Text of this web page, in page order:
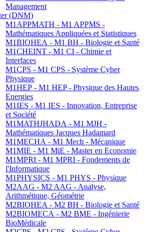
Management
(DNM)
M1APPMATH - M1 APPMS -
Mathématiques Appliquées et Statistiques
M1BIOHEA - M1 BH - Biologie et Santé
M1CHEINT - M1 CI - Chimie et
Interfaces
M1CPS - M1 CPS - Système Cyber
Physique
M1HEP - M1 HEP - Physique des Hautes
Energies
M1IES - M1 IES - Innovation, Entreprise
et Société
M1MATHJHADA - M1 MJH -
Mathématiques Jacques Hadamard
M1MECHA - M1 Mech - Mécanique
M1MIE - M1 MiE - Master en Economie
M1MPRI - M1 MPRI - Fondements de
l'Informatique
M1PHYSICS - M1 PHYS - Physique
M2AAG - M2 AAG - Analyse,
Arithmétique, Géométrie
M2BIOHEA - M2 BH - Biologie et Santé
M2BIOMECA - M2 BME - Ingénierie
BioMédicale